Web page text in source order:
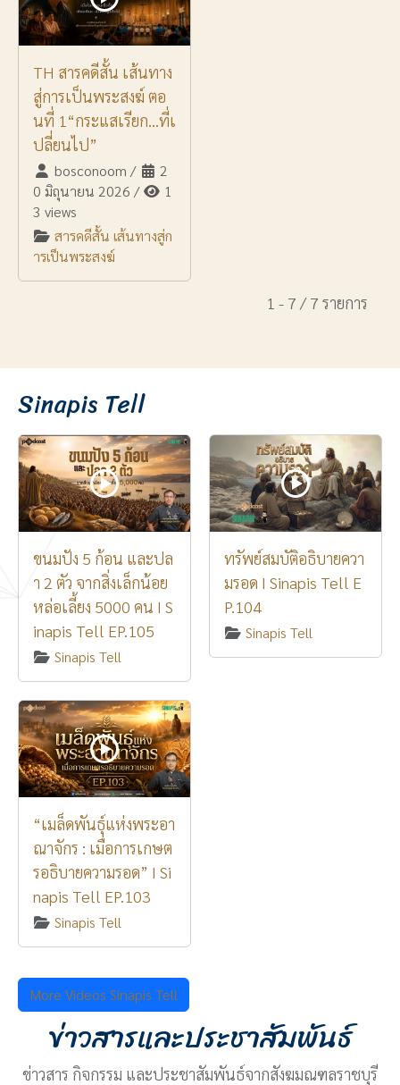
TH สารคดีสั้น เส้นทาง
สู่การเป็นพระสงฆ์ ตอ
นที่ 1“กระแสเรียก…ที่เ
ปลี่ยนไป”
bosconoom /
2
0 มิถุนายน 2026 /
1
3 views
สารคดีสั้น เส้นทางสู่ก
ารเป็นพระสงฆ์
1 - 7 / 7 รายการ
Sinapis Tell
ขนมปัง 5 ก้อน และปล
า 2 ตัว จากสิ่งเล็กน้อย
หล่อเลี้ยง 5000 คน I S
inapis Tell EP.105
Sinapis Tell
ทรัพย์สมบัติอธิบายควา
มรอด I Sinapis Tell E
P.104
Sinapis Tell
“เมล็ดพันธุ์แห่งพระอา
ณาจักร : เมื่อการเกษต
รอธิบายความรอด” I Si
napis Tell EP.103
Sinapis Tell
More Videos Sinapis Tell
ข่าวสารและประชาสัมพันธ์
ข่าวสาร กิจกรรม และประชาสัมพันธ์จากสังฆมณฑลราชบุรี